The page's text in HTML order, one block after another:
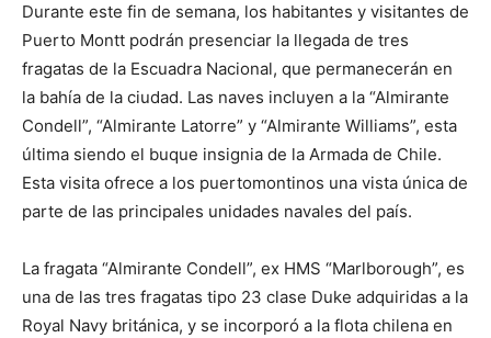
Durante este fin de semana, los habitantes y visitantes de
Puerto Montt podrán presenciar la llegada de tres
fragatas de la Escuadra Nacional, que permanecerán en
la bahía de la ciudad. Las naves incluyen a la “Almirante
Condell”, “Almirante Latorre” y “Almirante Williams”, esta
última siendo el buque insignia de la Armada de Chile.
Esta visita ofrece a los puertomontinos una vista única de
parte de las principales unidades navales del país.
La fragata “Almirante Condell”, ex HMS “Marlborough”, es
una de las tres fragatas tipo 23 clase Duke adquiridas a la
Royal Navy británica, y se incorporó a la flota chilena en